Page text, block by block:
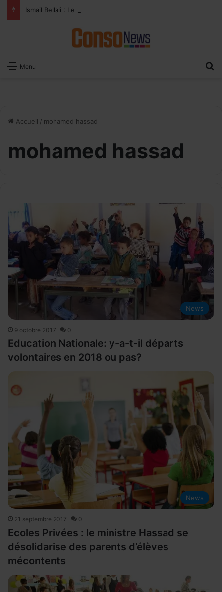
Menu
Accueil / mohamed hassad
mohamed hassad
News
9 octobre 2017 0
Education Nationale: y-a-t-il départs
volontaires en 2018 ou pas?
News
21 septembre 2017 0
Ecoles Privées : le ministre Hassad se
désolidarise des parents d’élèves
mécontents